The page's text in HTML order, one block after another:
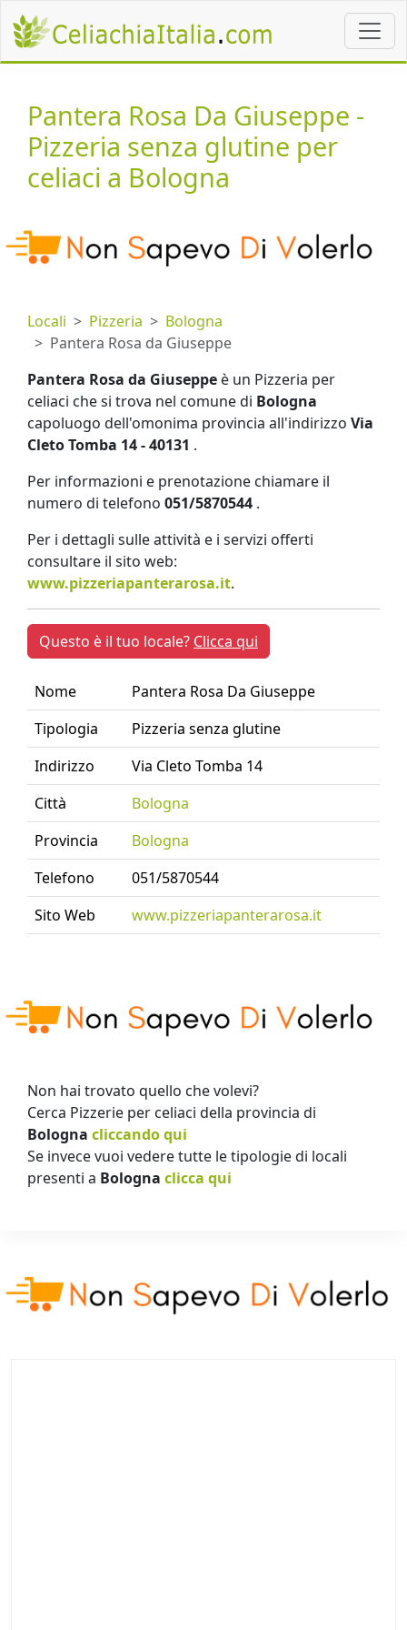
Pantera Rosa Da Giuseppe -
Pizzeria senza glutine per
celiaci a Bologna
Locali Pizzeria
Bologna
Pantera Rosa da Giuseppe
Pantera Rosa da Giuseppe è un Pizzeria per
celiaci che si trova nel comune di Bologna
capoluogo dell'omonima provincia all'indirizzo Via
Cleto Tomba 14 - 40131 .
Per informazioni e prenotazione chiamare il
numero di telefono 051/5870544 .
Per i dettagli sulle attività e i servizi offerti
consultare il sito web:
www.pizzeriapanterarosa.it.
Questo è il tuo locale? Clicca qui
Nome
Pantera Rosa Da Giuseppe
Tipologia
Pizzeria senza glutine
Indirizzo
Via Cleto Tomba 14
Città
Bologna
Provincia
Bologna
Telefono
051/5870544
Sito Web
www.pizzeriapanterarosa.it
Non hai trovato quello che volevi?
Cerca Pizzerie per celiaci della provincia di
Bologna cliccando qui
Se invece vuoi vedere tutte le tipologie di locali
presenti a Bologna clicca qui